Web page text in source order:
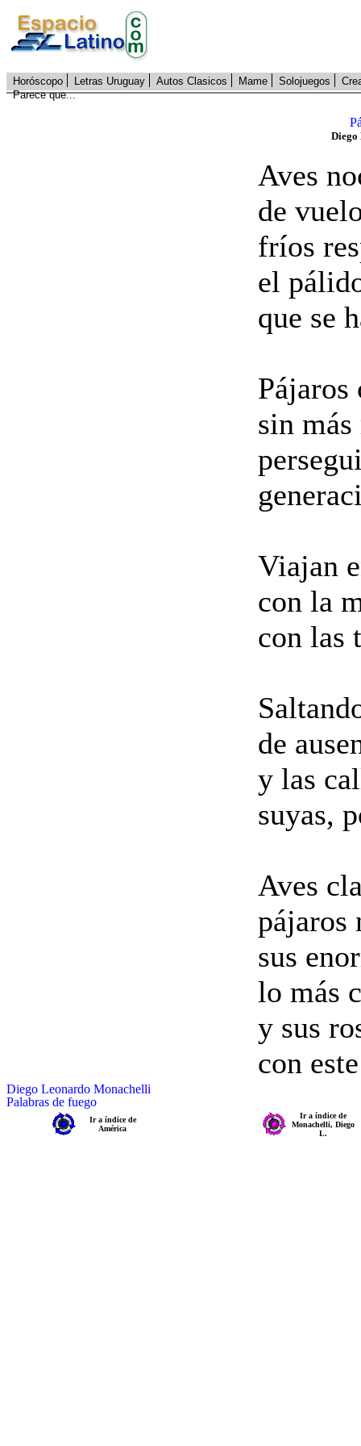
Horóscopo Letras Uruguay Autos Clasicos Mame Solojuegos
Parece que...
Diego
Aves
de
fríos
el
que se
Pájaros
sin
Viajan
con la
con las
de
y las
suyas,
Aves
pájaros
sus
lo más
y sus
con
Diego Leonardo Monachelli
Palabras de fuego
Ir a índice de
América
Ir a índice de
Monachelli, Diego
L.